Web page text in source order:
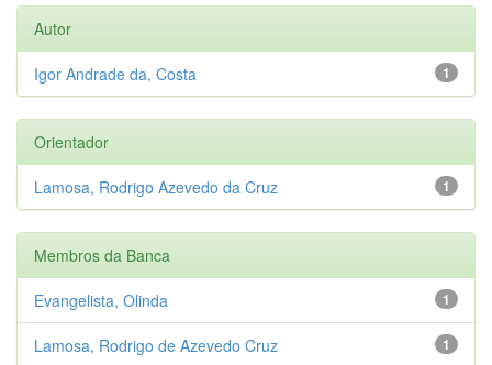
Autor
1
Igor Andrade da, Costa
Orientador
1
Lamosa, Rodrigo Azevedo da Cruz
Membros da Banca
1
Evangelista, Olinda
1
Lamosa, Rodrigo de Azevedo Cruz